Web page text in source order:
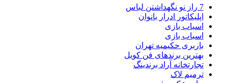
7 راز نو نگهداشتن لباس
اپلیکاتور ادرار بانوان
اسباب بازی
اسباب بازی
باربری حکیمیه تهران
بهترین برندهای فن کویل
تجارتخانه آراد برندینگ
ترمیم لاک